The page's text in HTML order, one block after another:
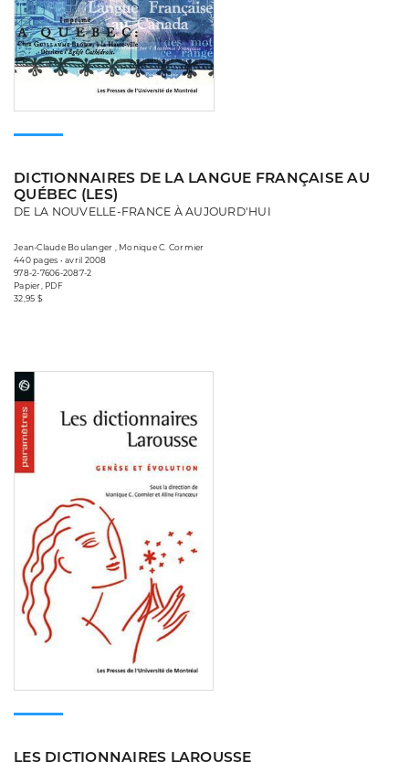
DICTIONNAIRES DE LA LANGUE FRANÇAISE AU
QUÉBEC (LES)
DE LA NOUVELLE-FRANCE À AUJOURD'HUI
Jean-Claude Boulanger , Monique C. Cormier
440 pages • avril 2008
978-2-7606-2087-2
Papier, PDF
32,95 $
LES DICTIONNAIRES LAROUSSE